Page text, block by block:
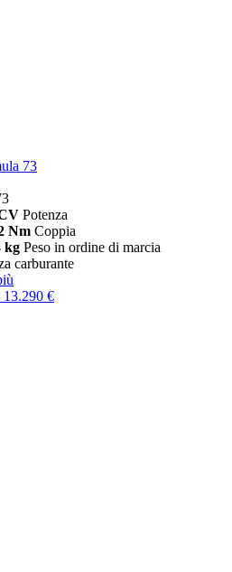
73
Potenza
Nm Coppia
kg Peso in ordine di marcia
carburante
13.290 €